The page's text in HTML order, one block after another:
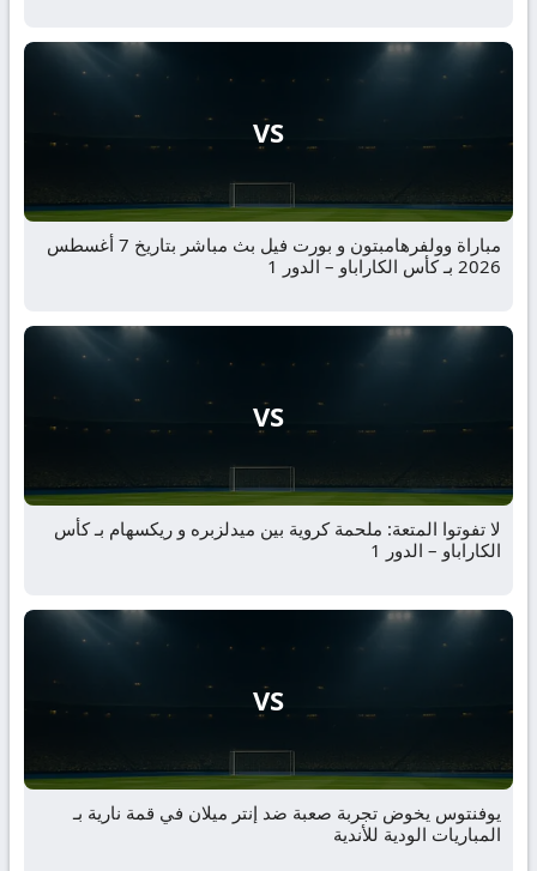
VS
مباراة وولفرهامبتون و بورت فيل بث مباشر بتاريخ 7 أغسطس
2026 بـ كأس الكاراباو – الدور 1
VS
لا تفوتوا المتعة: ملحمة كروية بين ميدلزبره و ريكسهام بـ كأس
الكاراباو – الدور 1
VS
يوفنتوس يخوض تجربة صعبة ضد إنتر ميلان في قمة نارية بـ
المباريات الودية للأندية